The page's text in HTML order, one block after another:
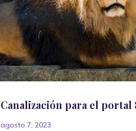
Canalización para el portal
agosto 7, 2023